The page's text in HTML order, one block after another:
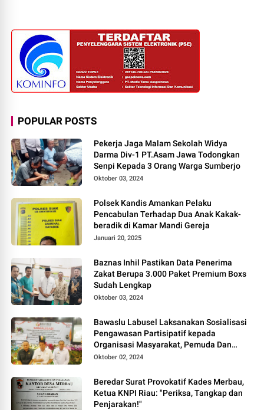
POPULAR POSTS
Pekerja Jaga Malam Sekolah Widya
Darma Div-1 PT.Asam Jawa Todongkan
Senpi Kepada 3 Orang Warga Sumberjo
Oktober 03, 2024
Polsek Kandis Amankan Pelaku
Pencabulan Terhadap Dua Anak Kakak-
beradik di Kamar Mandi Gereja
Januari 20, 2025
Baznas Inhil Pastikan Data Penerima
Zakat Berupa 3.000 Paket Premium Boxs
Sudah Lengkap
Oktober 03, 2024
Bawaslu Labusel Laksanakan Sosialisasi
Pengawasan Partisipatif kepada
Organisasi Masyarakat, Pemuda Dan
Agama Pada pilkada Serentak 2024
Oktober 02, 2024
Beredar Surat Provokatif Kades Merbau,
Ketua KNPI Riau: "Periksa, Tangkap dan
Penjarakan!"